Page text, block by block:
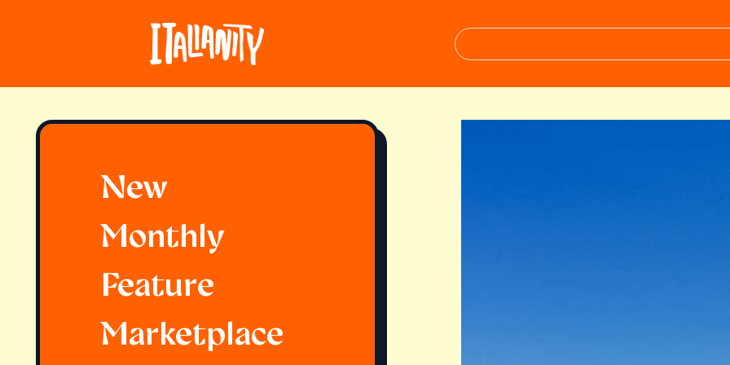
New
Monthly
Feature
Marketplace